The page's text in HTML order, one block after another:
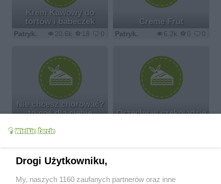
Krem Kawowy do
tortów i babeczek
20.6k 18 0
Patryk.
Creme Frut
6.2k 0 0
Patryk.
Nie chcesz chorować?
to coś dla ciebie
Orzechy w czekoladzie
Drogi Użytkowniku,
My, naszych 1160 zaufanych partnerów oraz inne